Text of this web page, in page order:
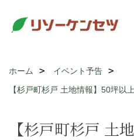
ホーム
イベント予告
【杉戸町杉戸 土地情報】50坪以
【杉戸町杉戸 土